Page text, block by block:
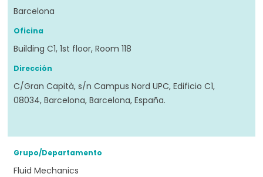
Barcelona
Oficina
Building C1, 1st floor, Room 118
Dirección
C/Gran Capità, s/n Campus Nord UPC, Edificio C1,
08034, Barcelona, Barcelona, España.
Grupo/Departamento
Fluid Mechanics